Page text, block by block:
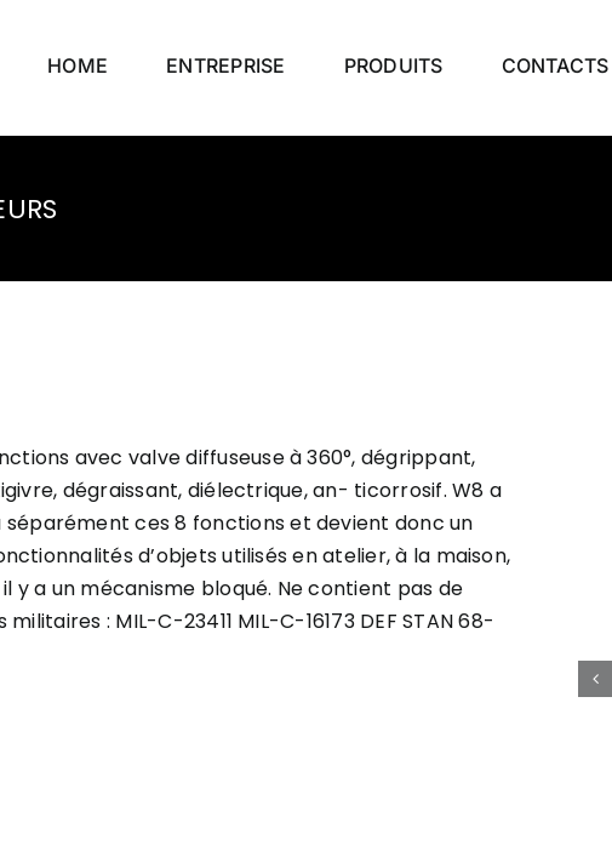
HOME ENTREPRISE PRODUITS CONTACTS
avec valve diffuseuse à 360°, dégrippant,
dégraissant, diélectrique, an- ticorrosif. W8 a
ces 8 fonctions et devient donc un
d’objets utilisés en atelier, à la maison,
y a un mécanisme bloqué. Ne contient pas de
: MIL-C-23411 MIL-C-16173 DEF STAN 68-